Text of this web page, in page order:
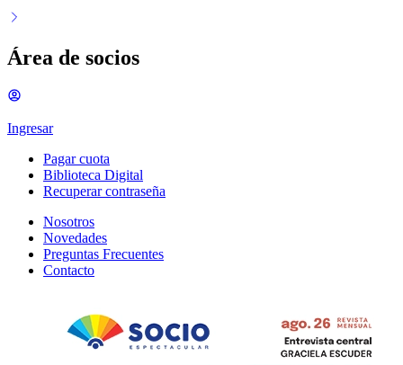
Área de socios
Ingresar
Pagar cuota
Biblioteca Digital
Recuperar contraseña
Nosotros
Novedades
Preguntas Frecuentes
Contacto